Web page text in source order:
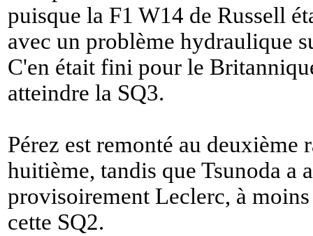
puisque la F1 W14 de Russell
avec un problème hydraulique
C'en était fini pour le
atteindre la SQ3.
Pérez est remonté au deuxième
huitième, tandis que Tsunoda a
provisoirement Leclerc, à
cette SQ2.